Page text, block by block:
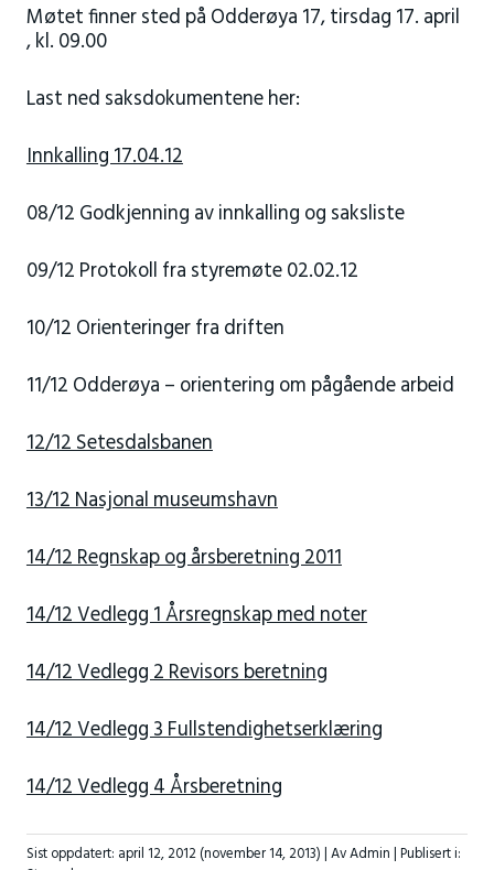
Møtet finner sted på Odderøya 17, tirsdag 17. april
, kl. 09.00
Last ned saksdokumentene her:
Innkalling 17.04.12
08/12 Godkjenning av innkalling og saksliste
09/12 Protokoll fra styremøte 02.02.12
10/12 Orienteringer fra driften
11/12 Odderøya – orientering om pågående arbeid
12/12 Setesdalsbanen
13/12 Nasjonal museumshavn
14/12 Regnskap og årsberetning 2011
14/12 Vedlegg 1 Årsregnskap med noter
14/12 Vedlegg 2 Revisors beretning
14/12 Vedlegg 3 Fullstendighetserklæring
14/12 Vedlegg 4 Årsberetning
Sist oppdatert: april 12, 2012(november 14, 2013)| Av Admin |Publisert i: